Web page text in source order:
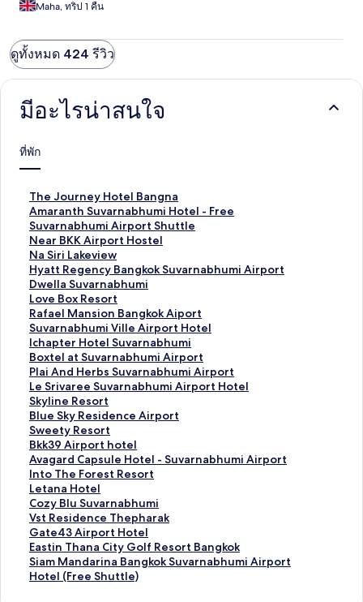
Maha, ทริป 1 คืน
ดูทั้งหมด 424 รีวิว
มีอะไรน่าสนใจ
ที่พัก
The Journey Hotel Bangna
ลิ
ง
ก์
ม
า
ต
ร
ฐ
า
น
สำ
ห
รั
บ
T
h
e
J
o
u
r
n
e
y
H
o
t
Amaranth Suvarnabhumi Hotel - Free
Suvarnabhumi Airport Shuttle
ลิ
ง
ก์
ม
า
ต
ร
ฐ
า
น
สำ
ห
รั
บ
A
m
a
r
a
n
t
h
S
u
v
a
Near BKK Airport Hostel
ลิ
ง
ก์
ม
า
ต
ร
ฐ
า
น
สำ
ห
รั
บ
N
e
a
r
B
K
K
A
i
r
Na Siri Lakeview
ลิ
ง
ก์
ม
า
ต
ร
ฐ
า
น
สำ
ห
รั
บ
N
a
S
i
r
i
L
a
k
Hyatt Regency Bangkok Suvarnabhumi Airport
ลิ
ง
ก์
ม
า
ต
ร
ฐ
า
น
สำ
ห
รั
บ
H
y
a
t
t
R
e
g
Dwella Suvarnabhumi
ลิ
ง
ก์
ม
า
ต
ร
ฐ
า
น
สำ
ห
รั
บ
D
w
e
l
l
a
S
Love Box Resort
ลิ
ง
ก์
ม
า
ต
ร
ฐ
า
น
สำ
ห
รั
บ
L
o
v
e
B
o
Rafael Mansion Bangkok Aiport
ลิ
ง
ก์
ม
า
ต
ร
ฐ
า
น
สำ
ห
รั
บ
R
a
f
a
e
Suvarnabhumi Ville Airport Hotel
ลิ
ง
ก์
ม
า
ต
ร
ฐ
า
น
สำ
ห
รั
บ
S
u
v
a
Ichapter Hotel Suvarnabhumi
ลิ
ง
ก์
ม
า
ต
ร
ฐ
า
น
สำ
ห
รั
บ
I
c
h
Boxtel at Suvarnabhumi Airport
ลิ
ง
ก์
ม
า
ต
ร
ฐ
า
น
สำ
ห
รั
บ
B
o
Plai And Herbs Suvarnabhumi Airport
ลิ
ง
ก์
ม
า
ต
ร
ฐ
า
น
สำ
ห
รั
บ
P
Le Srivaree Suvarnabhumi Airport Hotel
ลิ
ง
ก์
ม
า
ต
ร
ฐ
า
น
สำ
ห
รั
บ
Skyline Resort
ลิ
ง
ก์
ม
า
ต
ร
ฐ
า
น
สำ
ห
รั
Blue Sky Residence Airport
ลิ
ง
ก์
ม
า
ต
ร
ฐ
า
น
สำ
ห
Sweety Resort
ลิ
ง
ก์
ม
า
ต
ร
ฐ
า
น
สำ
Bkk39 Airport hotel
ลิ
ง
ก์
ม
า
ต
ร
ฐ
า
น
Avagard Capsule Hotel - Suvarnabhumi Airport
ลิ
ง
ก์
ม
า
ต
ร
ฐ
า
Into The Forest Resort
ลิ
ง
ก์
ม
า
ต
ร
ฐ
Letana Hotel
ลิ
ง
ก์
ม
า
ต
ร
Cozy Blu Suvarnabhumi
ลิ
ง
ก์
ม
า
ต
Vst Residence Thepharak
ลิ
ง
ก์
ม
า
Gate43 Airport Hotel
ลิ
ง
ก์
ม
Eastin Thana City Golf Resort Bangkok
ลิ
ง
ก์
Siam Mandarina Bangkok Suvarnabhumi Airport
Hotel (Free Shuttle)
ลิ
ง